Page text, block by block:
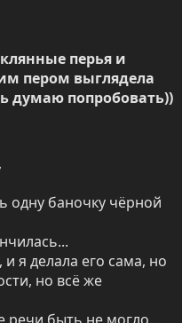
перья и
пером выглядела
думаю попробовать))
одну баночку чёрной
я делала его сама, но
но всё же